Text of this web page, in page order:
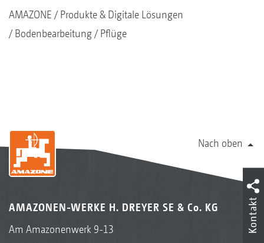
AMAZONE
Produkte & Digitale Lösungen
Bodenbearbeitung
Pflüge
Nach oben
AMAZONEN-WERKE H. DREYER SE & Co. KG
Am Amazonenwerk 9-13
Kontakt